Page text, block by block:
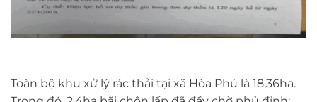
Toàn bộ khu xử lý rác thải tại xã Hòa Phú là 18,36ha.